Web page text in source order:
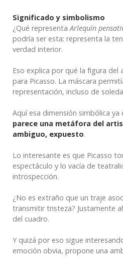
Significado y simbolismo
¿Qué representa Arlequín
podría ser esta: representa la
verdad interior.
Eso explica por qué la figura
para Picasso. La máscara
representación, incluso de
Aquí esa dimensión simbólica ya
parece una metáfora del
ambiguo, expuesto.
Lo interesante es que Picasso
espectáculo y lo vacía de
introspección.
¿No es extraño que un traje
transmitir tristeza? Justamente
del cuadro.
Y quizá por eso sigue
emoción obvia, propone una